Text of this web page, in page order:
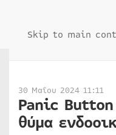
Skip to main
30 Μαΐου 2024 11:11
Panic Button
θύμα